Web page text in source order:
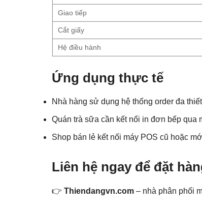
Giao tiếp
Cắt giấy
Hệ điều hành
Ứng dụng thực tế
Nhà hàng sử dụng hệ thống order đa
Quán trà sữa cần kết nối in đơn bếp qua
Shop bán lẻ kết nối máy POS cũ hoặc
Liên hệ ngay để đặt
👉 Thiendangvn.com – nhà phân phối